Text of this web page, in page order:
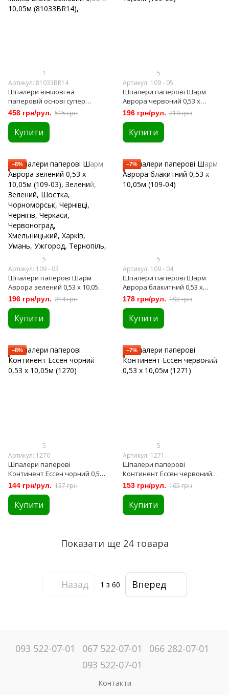
1
Артикул: 81033BR14
Шпалери вінілові на
паперовій основі супер
мийка Bravo бежевий 0,53 х
10,05м (81033BR14),
458 грн/рул. 515 грн
Купити
5
Артикул: 109 - 05
Шпалери паперові Шарм
Аврора червоний 0,53 х
10,05м (109-05)
196 грн/рул. 210 грн
Купити
−8%
5
Артикул: 109 - 03
Шпалери паперові Шарм
Аврора зелений 0,53 х 10,05м
(109-03)
196 грн/рул. 214 грн
Купити
−7%
5
Артикул: 109 - 04
Шпалери паперові Шарм
Аврора блакитний 0,53 х
10,05м (109-04)
178 грн/рул. 192 грн
Купити
−8%
5
Артикул: 1270
Шпалери паперові
Континент Ессен чорний 0,53
х 10,05м (1270)
144 грн/рул. 157 грн
Купити
−7%
5
Артикул: 1271
Шпалери паперові
Континент Ессен червоний
0,53 х 10,05м (1271)
153 грн/рул. 165 грн
Купити
Показати ще 24 товара
Назад 1 з 60 Вперед
093 522-07-01 067 522-07-01
066 282-07-01
093 522-07-01
Контакти